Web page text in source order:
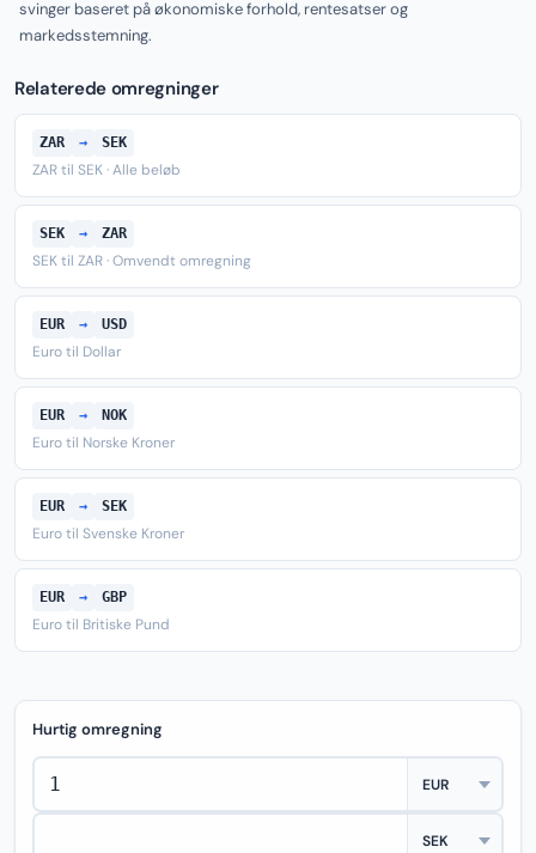
svinger baseret på økonomiske forhold, rentesatser og
markedsstemning.
Relaterede omregninger
ZAR → SEK
ZAR til SEK · Alle beløb
SEK → ZAR
SEK til ZAR · Omvendt omregning
EUR → USD
Euro til Dollar
EUR → NOK
Euro til Norske Kroner
EUR → SEK
Euro til Svenske Kroner
EUR → GBP
Euro til Britiske Pund
Hurtig omregning